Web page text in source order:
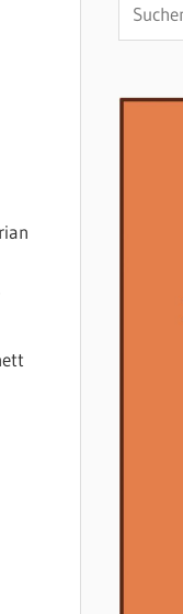
nach: